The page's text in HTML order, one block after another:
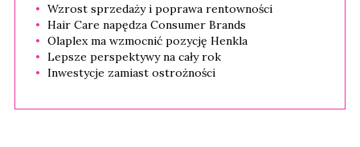
Wzrost sprzedaży i poprawa rentowności
Hair Care napędza Consumer Brands
Olaplex ma wzmocnić pozycję Henkla
Lepsze perspektywy na cały rok
Inwestycje zamiast ostrożności